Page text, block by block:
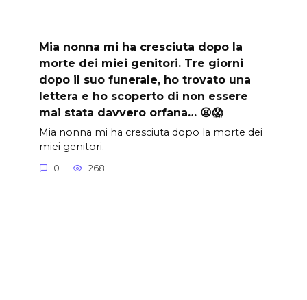
Mia nonna mi ha cresciuta dopo la
morte dei miei genitori. Tre giorni
dopo il suo funerale, ho trovato una
lettera e ho scoperto di non essere
mai stata davvero orfana… 😦😱
Mia nonna mi ha cresciuta dopo la morte dei
miei genitori.
0 268